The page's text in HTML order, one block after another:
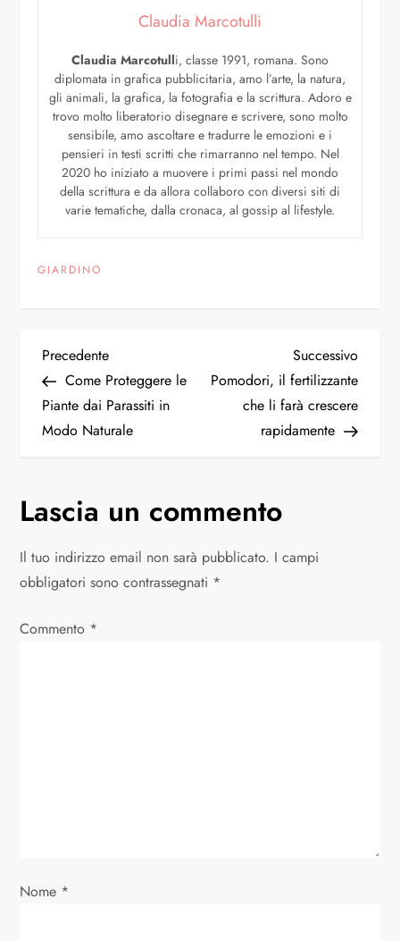
Claudia Marcotulli
Claudia Marcotulli, classe 1991, romana. Sono
diplomata in grafica pubblicitaria, amo l’arte, la natura,
gli animali, la grafica, la fotografia e la scrittura. Adoro e
trovo molto liberatorio disegnare e scrivere, sono molto
sensibile, amo ascoltare e tradurre le emozioni e i
pensieri in testi scritti che rimarranno nel tempo. Nel
2020 ho iniziato a muovere i primi passi nel mondo
della scrittura e da allora collaboro con diversi siti di
varie tematiche, dalla cronaca, al gossip al lifestyle.
GIARDINO
Precedente
Come Proteggere le
Piante dai Parassiti in
Modo Naturale
Successivo
Pomodori, il fertilizzante
che li farà crescere
rapidamente
Lascia un commento
Il tuo indirizzo email non sarà pubblicato. I campi
obbligatori sono contrassegnati *
Commento *
Nome *